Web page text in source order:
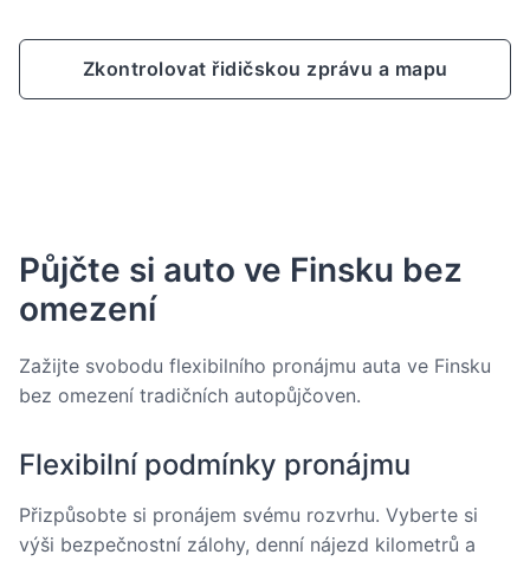
Zkontrolovat řidičskou zprávu a mapu
Půjčte si auto ve Finsku bez
omezení
Zažijte svobodu flexibilního pronájmu auta ve Finsku
bez omezení tradičních autopůjčoven.
Flexibilní podmínky pronájmu
Přizpůsobte si pronájem svému rozvrhu. Vyberte si
výši bezpečnostní zálohy, denní nájezd kilometrů a